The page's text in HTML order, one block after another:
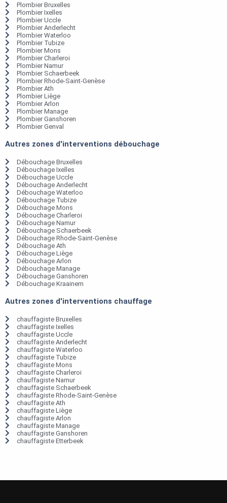
Plombier Bruxelles
Plombier Ixelles
Plombier Uccle
Plombier Anderlecht
Plombier Waterloo
Plombier Tubize
Plombier Mons
Plombier Charleroi
Plombier Namur
Plombier Schaerbeek
Plombier Rhode-Saint-Genèse
Plombier Ath
Plombier Liège
Plombier Arlon
Plombier Manage
Plombier Ganshoren
Plombier Genval
Autres zones d'interventions débouchage
Débouchage Bruxelles
Débouchage Ixelles
Débouchage Uccle
Débouchage Anderlecht
Débouchage Waterloo
Débouchage Tubize
Débouchage Mons
Débouchage Charleroi
Débouchage Namur
Débouchage Schaerbeek
Débouchage Rhode-Saint-Genèse
Débouchage Ath
Débouchage Liège
Débouchage Arlon
Débouchage Manage
Débouchage Ganshoren
Débouchage Kraainem
Autres zones d'interventions chauffage
chauffagiste Bruxelles
chauffagiste Ixelles
chauffagiste Uccle
chauffagiste Anderlecht
chauffagiste Waterloo
chauffagiste Tubize
chauffagiste Mons
chauffagiste Charleroi
chauffagiste Namur
chauffagiste Schaerbeek
chauffagiste Rhode-Saint-Genèse
chauffagiste Ath
chauffagiste Liège
chauffagiste Arlon
chauffagiste Manage
chauffagiste Ganshoren
chauffagiste Etterbeek